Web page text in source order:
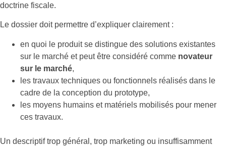
doctrine fiscale.
Le dossier doit permettre d’expliquer clairement :
en quoi le produit se distingue des solutions existantes
sur le marché et peut être considéré comme novateur
sur le marché,
les travaux techniques ou fonctionnels réalisés dans le
cadre de la conception du prototype,
les moyens humains et matériels mobilisés pour mener
ces travaux.
Un descriptif trop général, trop marketing ou insuffisamment